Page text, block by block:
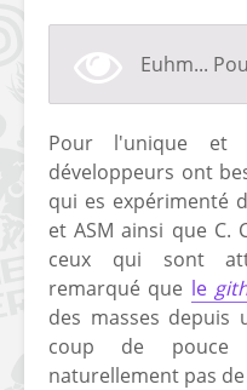
Euhm...
Pour l'unique et
développeurs ont
qui es expérimenté
et ASM ainsi que C.
ceux qui sont
remarqué que le
des masses
coup de
naturellement pas
[Vita] La
dévoile
vidéo